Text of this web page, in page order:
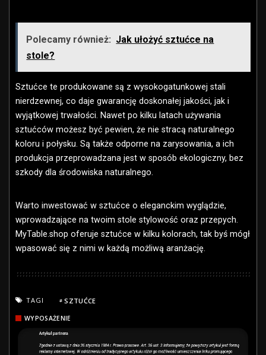
Polecamy również: Jak ułożyć sztućce na
stole?
Sztućce te produkowane są z wysokogatunkowej stali
nierdzewnej, co daje gwarancję doskonałej jakości, jak i
wyjątkowej trwałości. Nawet po kilku latach używania
sztućców możesz być pewien, że nie stracą naturalnego
koloru i połysku. Są także odporne na zarysowania, a ich
produkcja przeprowadzana jest w sposób ekologiczny, bez
szkody dla środowiska naturalnego.
Warto inwestować w sztućce o eleganckim wyglądzie,
wprowadzające na twoim stole stylowość oraz przepych.
MyTable.shop oferuje sztućce w kilku kolorach, tak byś mógł
wpasować się z nimi w każdą możliwą aranżację.
TAGI SZTUĆCE
WYPOSAŻENIE